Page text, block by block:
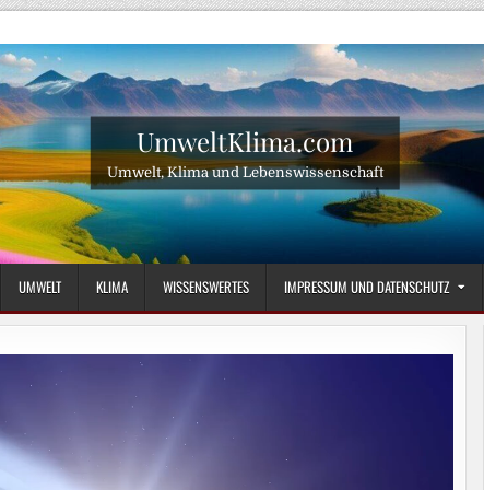
UmweltKlima.com
Umwelt, Klima und Lebenswissenschaft
UMWELT KLIMA WISSENSWERTES IMPRESSUM UND DATENSCHUTZ